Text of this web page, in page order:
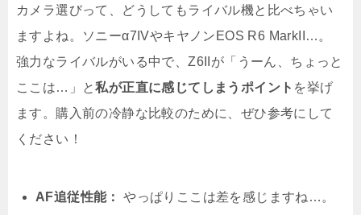
カメラ選びって、どうしてもライバル機と比べちゃい
ますよね。ソニーα7IVやキヤノンEOS R6 MarkII…。
強力なライバルがいる中で、Z6IIが「うーん、ちょっと
ここは…」と私が正直に感じてしまうポイント を挙げ
ます。購入前の冷静な比較のために、ぜひ参考にして
ください！
AF追従性能：
やっぱりここは差を感じますね…。